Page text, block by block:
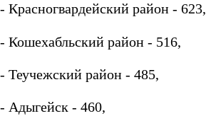
- Красногвардейский район - 623,
- Кошехабльский район - 516,
- Теучежский район - 485,
- Адыгейск - 460,